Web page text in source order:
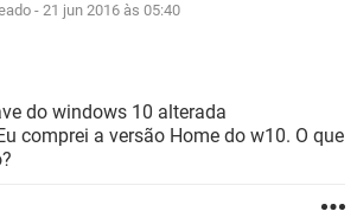
EXCEL
GMAIL
EXCEL
-21 jun 2016 às 05:40
do windows 10 alterada
comprei a versão Home do w10. O que